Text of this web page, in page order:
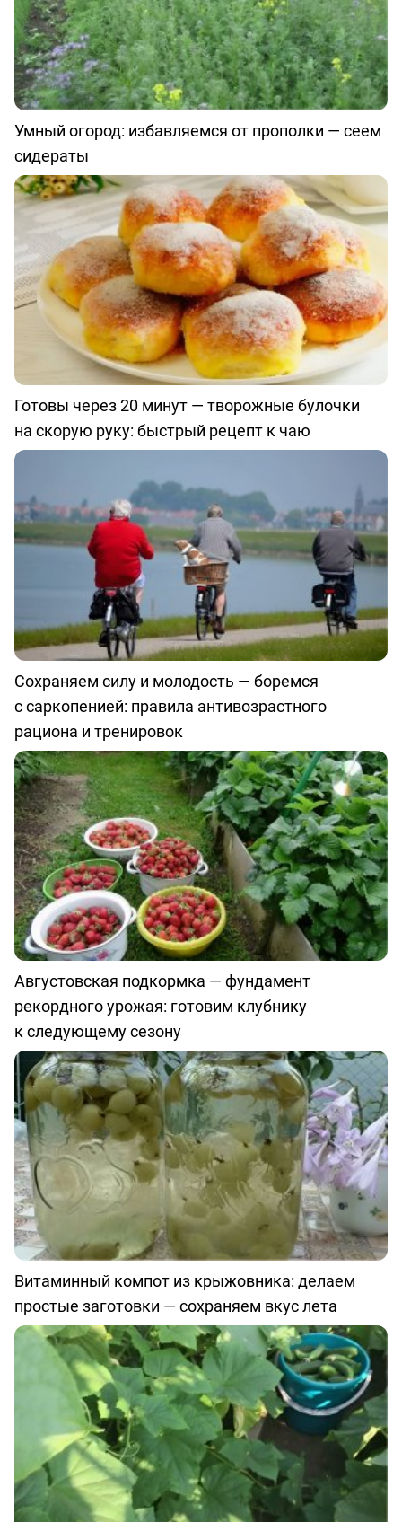
Умный огород: избавляемся от прополки — сеем
сидераты
Готовы через 20 минут — творожные булочки
на скорую руку: быстрый рецепт к чаю
Сохраняем силу и молодость — боремся
с саркопенией: правила антивозрастного
рациона и тренировок
Августовская подкормка — фундамент
рекордного урожая: готовим клубнику
к следующему сезону
Витаминный компот из крыжовника: делаем
простые заготовки — сохраняем вкус лета